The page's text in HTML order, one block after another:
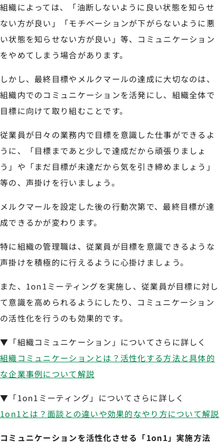
組織によっては、「油断しないように良い状態を知らせ
ない方が良い」「モチベーションが下がらないように悪
い状態を知らせない方が良い」等、コミュニケーション
をやめてしまう場合があります。
しかし、最終目標やメルクマールの達成に大切なのは、
組織内でのコミュニケーションを活発にし、組織全体で
目標に向けて取り組むことです。
従業員が日々の業務内で目標を意識した仕事ができるよ
うに、「目標まであと少しで達成だから頑張りましょ
う」や「まだ目標が未達だから気を引き締めましょう」
等の、声掛けを行いましょう。
メルクマールを設定した後の行動次第で、最終目標が達
成できるかが変わります。
特に組織の管理職は、従業員が目標を意識できるような
声掛けを積極的に行えるように心掛けましょう。
また、1on1ミーティングを実施し、従業員が目標に対し
て意識を高められるようにしたり、コミュニケーション
の活性化を行うのも効果的です。
▼「組織コミュニケーション」についてさらに詳しく
組織コミュニケーションとは？活性化する方法と具体的
な企業事例について解説
▼「1on1ミーティング」についてさらに詳しく
1on1とは？面談との違いや効果的なやり方について解説
コミュニケーションを活性化させる「1on1」実施方法